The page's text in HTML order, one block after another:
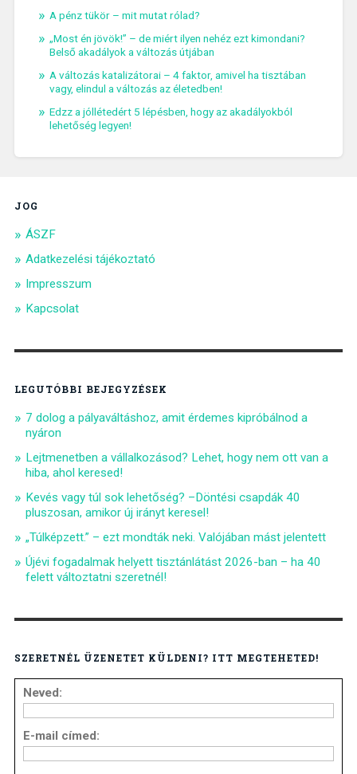
A pénz tükör – mit mutat rólad?
„Most én jövök!” – de miért ilyen nehéz ezt kimondani?
Belső akadályok a változás útjában
A változás katalizátorai – 4 faktor, amivel ha tisztában
vagy, elindul a változás az életedben!
Edzz a jóllétedért 5 lépésben, hogy az akadályokból
lehetőség legyen!
JOG
ÁSZF
Adatkezelési tájékoztató
Impresszum
Kapcsolat
LEGUTÓBBI BEJEGYZÉSEK
7 dolog a pályaváltáshoz, amit érdemes kipróbálnod a
nyáron
Lejtmenetben a vállalkozásod? Lehet, hogy nem ott van a
hiba, ahol keresed!
Kevés vagy túl sok lehetőség? –Döntési csapdák 40
pluszosan, amikor új irányt keresel!
„Túlképzett.” – ezt mondták neki. Valójában mást jelentett
Újévi fogadalmak helyett tisztánlátást 2026-ban – ha 40
felett változtatni szeretnél!
SZERETNÉL ÜZENETET KÜLDENI? ITT MEGTEHETED!
Neved:
E-mail címed: